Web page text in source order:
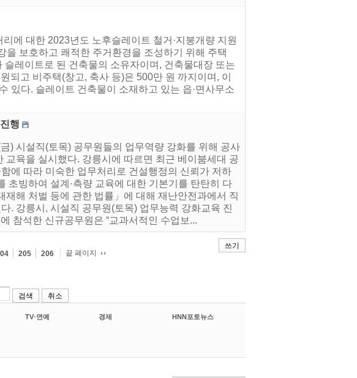
에 대한 2023년도 노후슬레이트 철거·지붕개량 지원
보호하고 쾌적한 주거환경을 조성하기 위해 주택
레이트로 된 건축물의 소유자이며, 건축물대장 또는
되고 비주택(창고, 축사 등)은 500만 원 까지이며, 이
있다. 슬레이트 건축물이 소재하고 있는 읍·면사무소
행
) 시설직(토목) 공무원들의 업무역량 강화를 위해 공사
육을 실시했다. 강릉시에 따르면 최근 베이붐세대 공
에 따라 미숙한 업무처리로 건설행정의 신뢰가 저하
초빙하여 설계·측량 교육에 대한 기본기를 탄탄히 다
해 처벌 등에 관한 법률」에 대해 재난안전과에서 직
. 강릉시, 시설직 공무원(토목) 업무능력 강화교육 진
참석한 신규공무원은 “교과서적인 수업보...
쓰기
205 206 끝 페이지
검색 취소
TV·연예 경제 HNN포토뉴스